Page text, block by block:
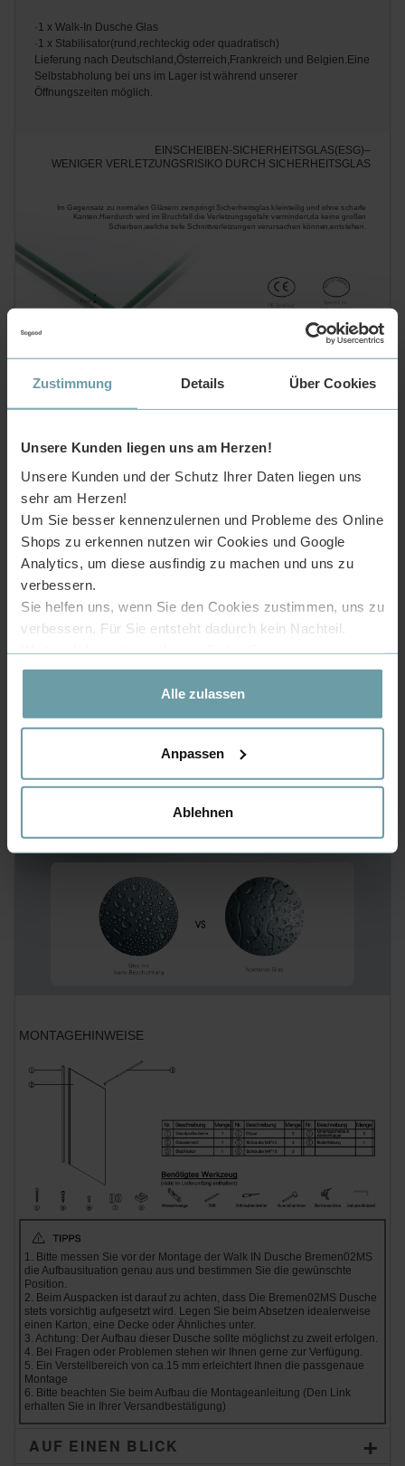
Zustimmung Details Über Cookies
Unsere Kunden liegen uns am Herzen!
Unsere Kunden und der Schutz Ihrer Daten liegen uns
sehr am Herzen!
Um Sie besser kennenzulernen und Probleme des Online
Shops zu erkennen nutzen wir Cookies und Google
Analytics, um diese ausfindig zu machen und uns zu
verbessern.
Sie helfen uns, wenn Sie den Cookies zustimmen, uns zu
verbessern. Für Sie entsteht dadurch kein Nachteil.
Datenschutzerklärung.
Alle zulassen
Anpassen
Ablehnen
·1 x Walk-In Dusche Glas
·1 x Stabilisator(rund,rechteckig oder quadratisch)
Lieferung nach Deutschland,Österreich,Frankreich und Belgien.Eine
Selbstabholung bei uns im Lager ist während unserer
Öffnungszeiten möglich.
EINSCHEIBEN-SICHERHEITSGLAS(ESG)–
WENIGER VERLETZUNGSRISIKO DURCH SICHERHEITSGLAS
Im Gegensatz zu normalen Gläsern zerspringt Sicherheitsglas kleinteilig und ohne scharfe
Kanten.Hierdurch wird im Bruchfall die Verletzungsgefahr vermindert,da keine großen
Scherben,welche tiefe Schnittverletzungen verursachen können,entstehen.
UNSER GLAS BESTEHT ALLE SICHERHEITSTESTS
Um das Sicherheitsrisiko bei Duschkabinen so gering wie
garantieren.
Zu unseren Test gehören
NANO-TECHNOLOGIE
Effetiv antibakteriell,schnelle
Glas mit Nano-Beschichtung.
MONTAGEHINWEISE
1. Bitte messen Sie vor der Montage der Walk IN Dusche Bremen02MS
die Aufbausituation genau aus und bestimmen Sie die gewünschte
Position.
2. Beim Auspacken ist darauf zu achten, dass Die Bremen02MS Dusche
stets vorsichtig aufgesetzt wird. Legen Sie beim Absetzen idealerweise
einen Karton, eine Decke oder Ähnliches unter.
3. Achtung: Der Aufbau dieser Dusche sollte möglichst zu zweit erfolgen.
4. Bei Fragen oder Problemen stehen wir Ihnen gerne zur Verfügung.
5. Ein Verstellbereich von ca.15 mm erleichtert Ihnen die passgenaue
Montage
6. Bitte beachten Sie beim Aufbau die Montageanleitung (Den Link
erhalten Sie in Ihrer Versandbestätigung)
AUF EINEN BLICK